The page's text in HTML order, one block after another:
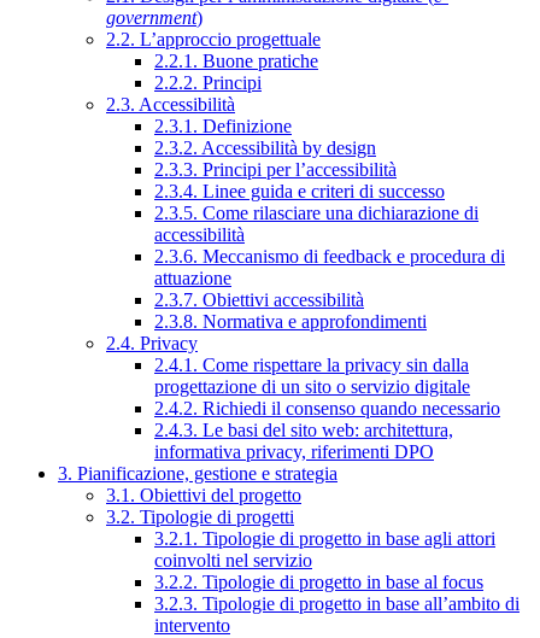
government)
2.2. L’approccio progettuale
2.2.1. Buone pratiche
2.2.2. Principi
2.3. Accessibilità
2.3.1. Definizione
2.3.2. Accessibilità by design
2.3.3. Principi per l’accessibilità
2.3.4. Linee guida e criteri di successo
2.3.5. Come rilasciare una dichiarazione di
accessibilità
2.3.6. Meccanismo di feedback e procedura di
attuazione
2.3.7. Obiettivi accessibilità
2.3.8. Normativa e approfondimenti
2.4. Privacy
2.4.1. Come rispettare la privacy sin dalla
progettazione di un sito o servizio digitale
2.4.2. Richiedi il consenso quando necessario
2.4.3. Le basi del sito web: architettura,
informativa privacy, riferimenti DPO
3. Pianificazione, gestione e strategia
3.1. Obiettivi del progetto
3.2. Tipologie di progetti
3.2.1. Tipologie di progetto in base agli attori
coinvolti nel servizio
3.2.2. Tipologie di progetto in base al focus
3.2.3. Tipologie di progetto in base all’ambito di
intervento